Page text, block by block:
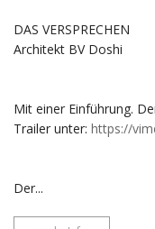
DAS VERSPRECHEN
Architekt BV Doshi
Mit einer Einführung.
Trailer unter: https://
Der...